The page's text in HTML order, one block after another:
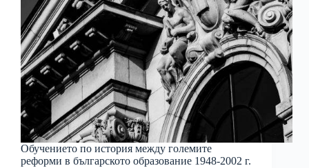
Обучението по история между големите
реформи в българското образование 1948-2002 г.